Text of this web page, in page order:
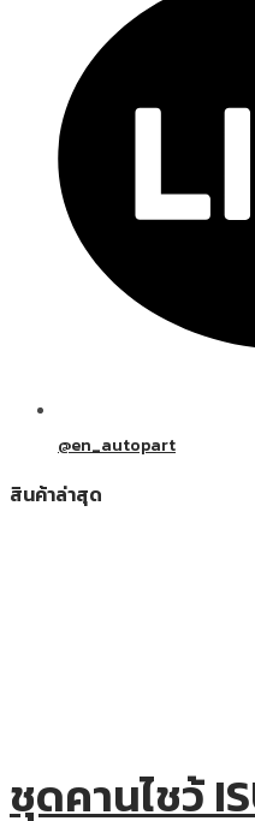
@en_autopart
สินค้าล่าสุด
ชุดคานไชว้